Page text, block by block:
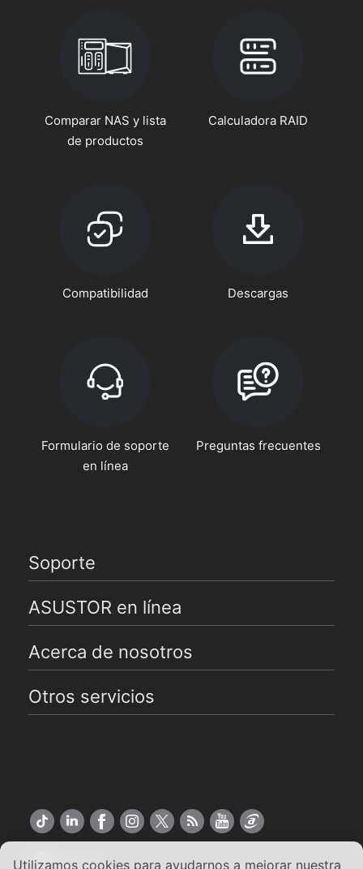
Utilizamos cookies para ayudarnos a mejorar nuestra
Comparar NAS y lista
de productos
Calculadora RAID
Compatibilidad Descargas
Formulario de soporte
en línea
Preguntas frecuentes
Soporte
ASUSTOR en línea
Acerca de nosotros
Otros servicios
Español